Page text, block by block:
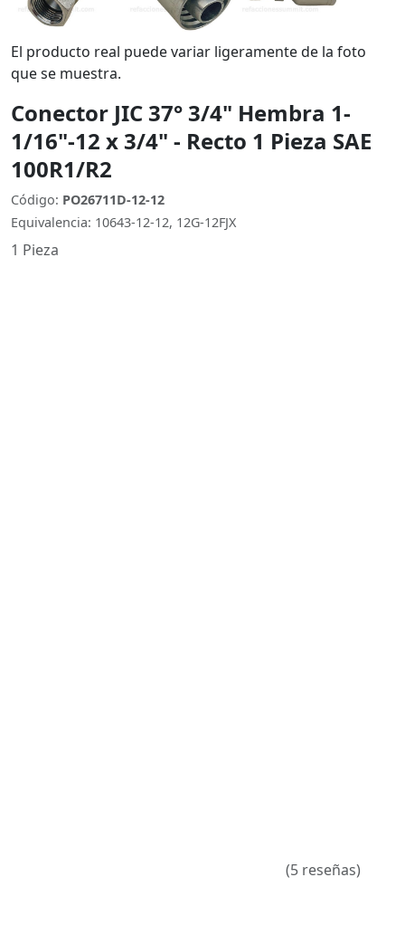
El producto real puede variar ligeramente de la foto
que se muestra.
Conector JIC 37° 3/4" Hembra 1-
1/16"-12 x 3/4" - Recto 1 Pieza SAE
100R1/R2
Código: PO26711D-12-12
Equivalencia: 10643-12-12, 12G-12FJX
1 Pieza
(5 reseñas)